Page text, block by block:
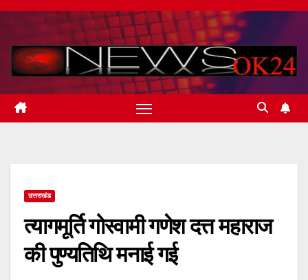
Skip
content
उत्तराखंड
त्यागमूर्ति गोस्वामी गणेश दत्त महाराज
की पुण्यतिथि मनाई गई